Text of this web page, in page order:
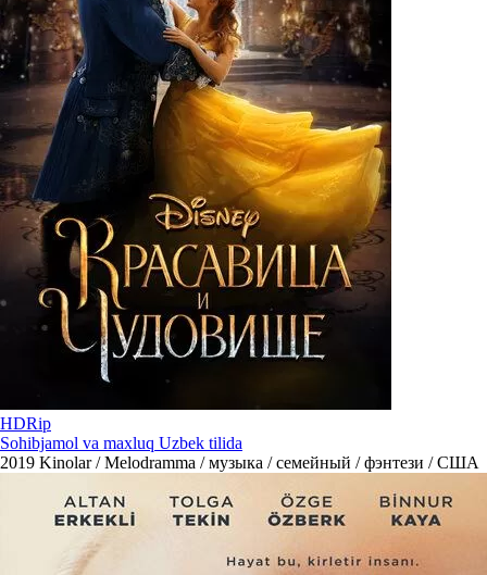
HDRip
Sohibjamol va maxluq Uzbek tilida
2019 Kinolar / Melodramma / музыка / семейный / фэнтези / США